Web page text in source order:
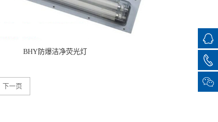
BHY防爆洁净荧光灯
下一页